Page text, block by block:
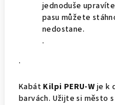
jednoduše
pasu můžete
nedostane.
.
.
Kabát Kilpi PERU-Wje k
barvách. Užijte si město